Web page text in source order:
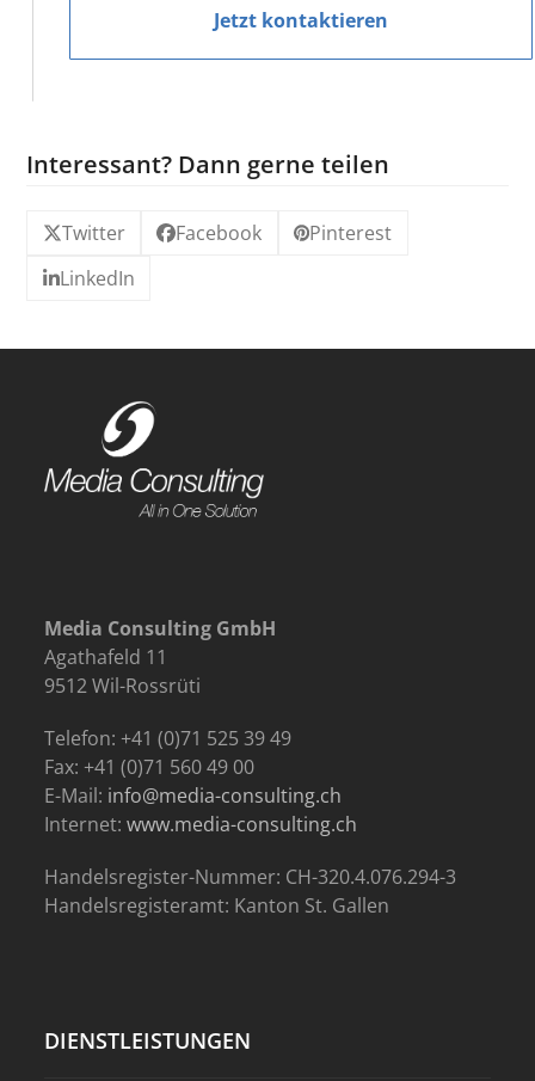
Jetzt kontaktieren
Interessant? Dann gerne teilen
Twitter Facebook
Pinterest
LinkedIn
Media Consulting GmbH
Agathafeld 11
9512 Wil-Rossrüti
Telefon: +41 (0)71 525 39 49
Fax: +41 (0)71 560 49 00
E-Mail: info@media-consulting.ch
Internet:www.media-consulting.ch
Handelsregister-Nummer: CH-320.4.076.294-3
Handelsregisteramt: Kanton St. Gallen
DIENSTLEISTUNGEN